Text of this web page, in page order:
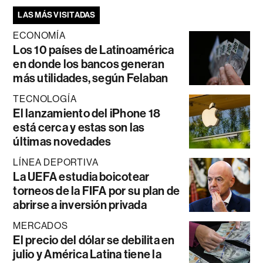
LAS MÁS VISITADAS
ECONOMÍA
Los 10 países de Latinoamérica
en donde los bancos generan
más utilidades, según Felaban
TECNOLOGÍA
El lanzamiento del iPhone 18
está cerca y estas son las
últimas novedades
LÍNEA DEPORTIVA
La UEFA estudia boicotear
torneos de la FIFA por su plan de
abrirse a inversión privada
MERCADOS
El precio del dólar se debilita en
julio y América Latina tiene la